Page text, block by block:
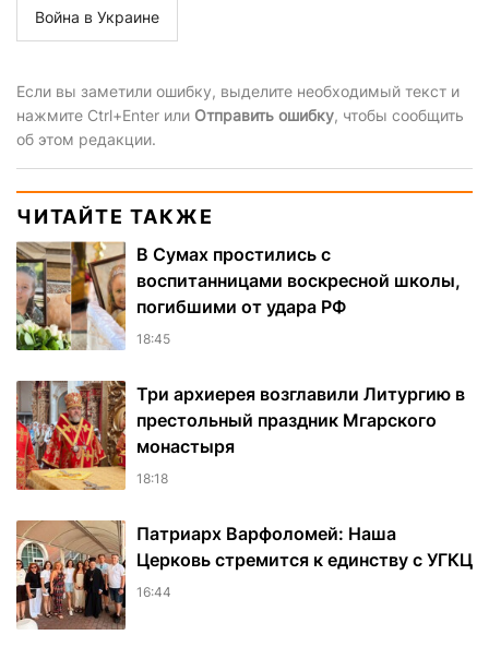
Война в Украине
Если вы заметили ошибку, выделите необходимый текст и
нажмите Ctrl+Enter или Отправить ошибку, чтобы сообщить
об этом редакции.
ЧИТАЙТЕ ТАКЖЕ
В Сумах простились с
воспитанницами воскресной школы,
погибшими от удара РФ
18:45
Три архиерея возглавили Литургию в
престольный праздник Мгарского
монастыря
18:18
Патриарх Варфоломей: Наша
Церковь стремится к единству с УГКЦ
16:44